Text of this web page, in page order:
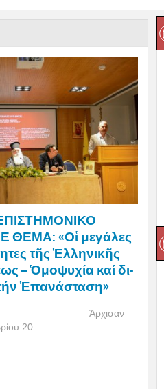
ΘΕΜΑ: «Οἱ με­γά­λες
τῆς Ἑλ­λη­νι­κῆς
– Ὁμο­ψυ­χία καί δι­
Ἐ­πα­νά­σταση»
20 ...